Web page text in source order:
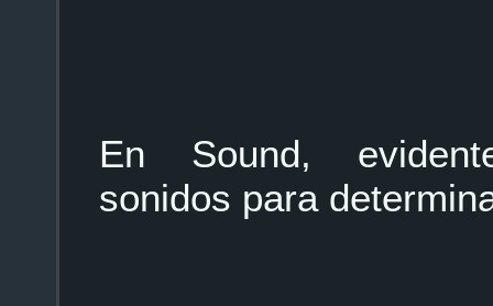
En Sound,
sonidos para